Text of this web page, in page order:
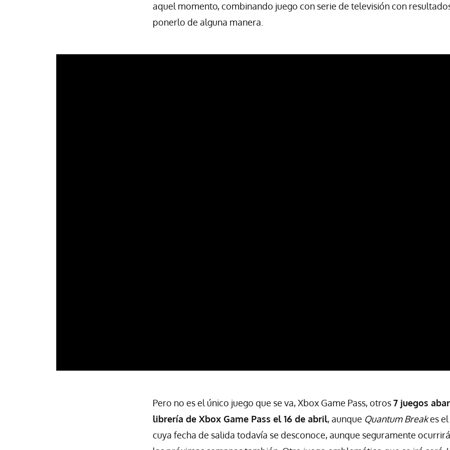
aquel momento, combinando juego con serie de televisión con
ponerlo de alguna manera.
Pero no es el único juego que se va, Xbox Game Pass, otros7 juegos
librería de Xbox Game Pass el 16 de abril, aunque Quantum Breakes el
cuya fecha de salida todavía se desconoce, aunque seguramente